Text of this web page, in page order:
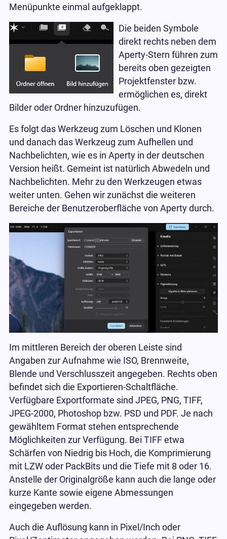
Menüpunkte einmal aufgeklappt.
Die beiden Symbole
direkt rechts neben dem
Aperty-Stern führen zum
bereits oben gezeigten
Projektfenster bzw.
ermöglichen es, direkt
Bilder oder Ordner hinzuzufügen.
Es folgt das Werkzeug zum Löschen und Klonen
und danach das Werkzeug zum Aufhellen und
Nachbelichten, wie es in Aperty in der deutschen
Version heißt. Gemeint ist natürlich Abwedeln und
Nachbelichten. Mehr zu den Werkzeugen etwas
weiter unten. Gehen wir zunächst die weiteren
Bereiche der Benutzeroberfläche von Aperty durch.
Im mittleren Bereich der oberen Leiste sind
Angaben zur Aufnahme wie ISO, Brennweite,
Blende und Verschlusszeit angegeben. Rechts oben
befindet sich die Exportieren-Schaltfläche.
Verfügbare Exportformate sind JPEG, PNG, TIFF,
JPEG-2000, Photoshop bzw. PSD und PDF. Je nach
gewähltem Format stehen entsprechende
Möglichkeiten zur Verfügung. Bei TIFF etwa
Schärfen von Niedrig bis Hoch, die Komprimierung
mit LZW oder PackBits und die Tiefe mit 8 oder 16.
Anstelle der Originalgröße kann auch die lange oder
kurze Kante sowie eigene Abmessungen
eingegeben werden.
Auch die Auflösung kann in Pixel/Inch oder